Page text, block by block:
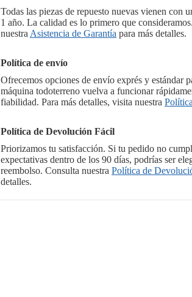
Todas las piezas de repuesto nuevas vienen con
1 año. La calidad es lo primero que
nuestra Asistencia de Garantía para más detalles.
Política de envío
Ofrecemos opciones de envío exprés y estándar
máquina todoterreno vuelva a funcionar
fiabilidad. Para más detalles, visita nuestra
Política de Devolución Fácil
Priorizamos tu satisfacción. Si tu pedido no
expectativas dentro de los 90 días, podrías ser
reembolso. Consulta nuestra Política de
detalles.